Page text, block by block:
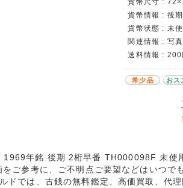
貨幣情報 : 後
貨幣状態 : 未
関連情報 : 写
送料情報 : 200
希少品 おス
年銘 後期 2桁早番 TH000098F 未使
ご参考に、ご不明点ご要望などはいつで
ドでは、古銭の無料鑑定、高価買取、代理